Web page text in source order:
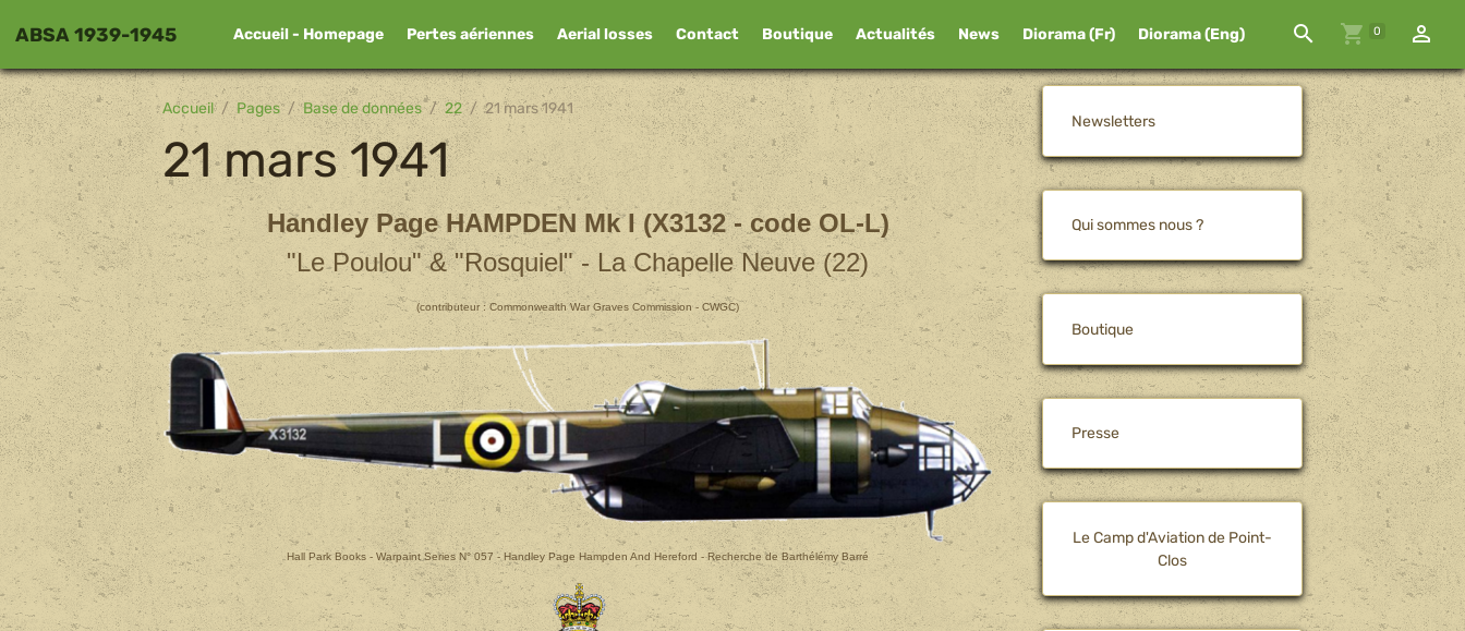
ABSA 1939-1945 Accueil - Homepage Pertes aériennes Aerial losses Contact Boutique Actualités News Diorama (Fr) Diorama (Eng) 0
Accueil Pages Base de données 22 21 mars 1941
21 mars 1941
Handley PageHAMPDEN Mk I (X3132 - code OL-L)
"Le Poulou" & "Rosquiel" - La Chapelle Neuve (22)
(contributeur : Commonwealth War Graves Commission - CWGC)
Hall Park Books - Warpaint Series N° 057 - Handley Page Hampden And Hereford - Recherche de Barthélémy Barré
Newsletters
Qui sommes nous ?
Boutique
Presse
Le Camp d'Aviation de Point-
Clos